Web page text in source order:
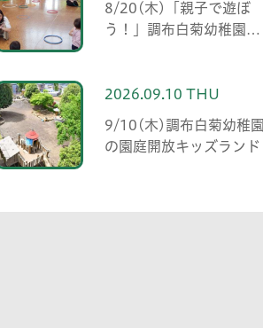
8/20(木)「親子で遊ぼ
う！」調布白菊幼稚園の
2026.09.10 THU
9/10(木)調布白菊幼稚園
の園庭開放キッズランド